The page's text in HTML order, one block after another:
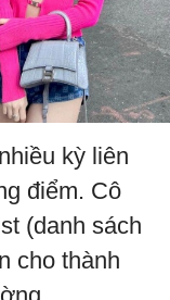
kỳ liên
điểm. Cô
(danh sách
cho thành